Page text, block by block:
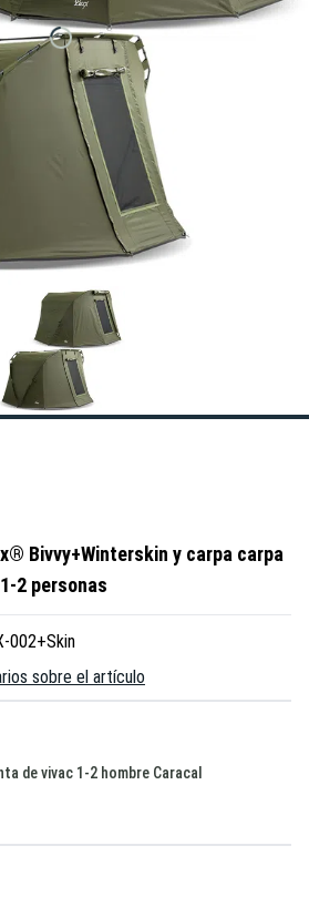
Bivvy+Winterskin y carpa carpa
2 personas
002+Skin
sobre el artículo
de vivac 1-2 hombre Caracal